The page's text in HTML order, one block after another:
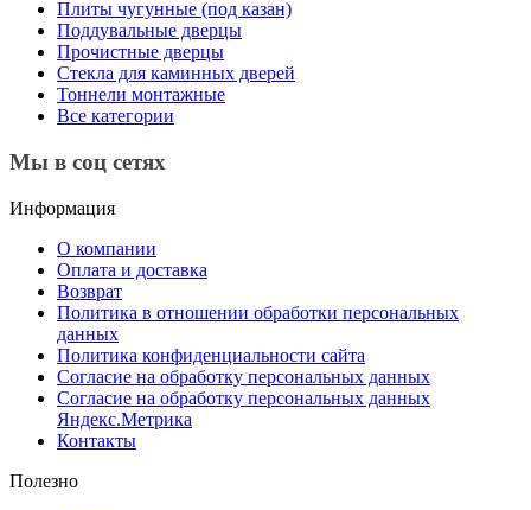
Плиты чугунные (под казан)
Поддувальные дверцы
Прочистные дверцы
Стекла для каминных дверей
Тоннели монтажные
Все категории
Мы в соц сетях
Информация
О компании
Оплата и доставка
Возврат
Политика в отношении обработки персональных
данных
Политика конфиденциальности сайта
Согласие на обработку персональных данных
Согласие на обработку персональных данных
Яндекс.Метрика
Контакты
Полезно